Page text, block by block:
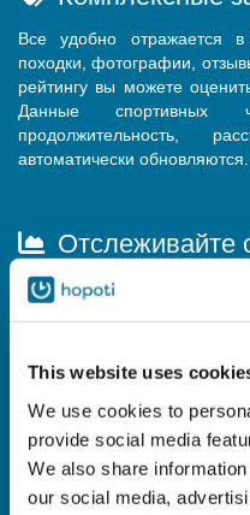
This website uses
We use cookies to
provide social media
We also share
our social media,
Все удобно отражается
походки, фотографии,
рейтингу вы можете
Данные спортивных
продолжительность,
автоматически обновляются.
Отслеживайте
Откройте глаза на новый
меняются ваши
времени.
Подключение к